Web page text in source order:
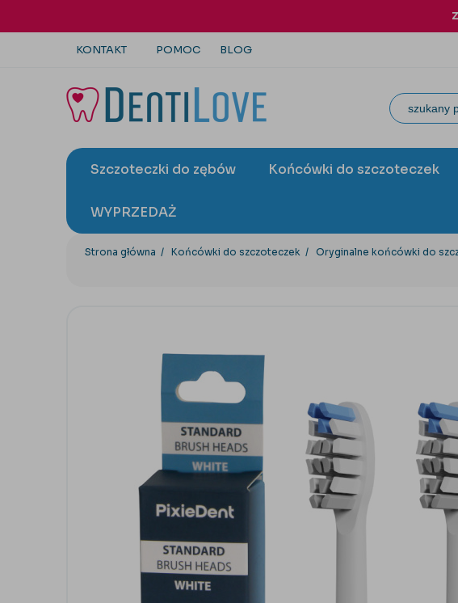
KONTAKT
+48 22 113 4446
kontakt@dentilove.pl
POMOC BLOG
Szczoteczki do zębów Końcówki do szczoteczek
WYPRZEDAŻ
Strona główna Końcówki do szczoteczek Oryginalne końcówki do